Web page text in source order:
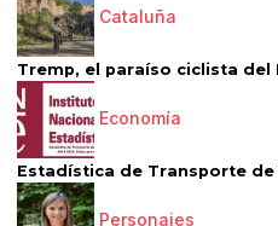
Cataluña
Tremp, el paraíso ciclista del
Economía
Estadística de Transporte de
Personajes